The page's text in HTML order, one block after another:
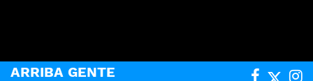
ARRIBA GENTE